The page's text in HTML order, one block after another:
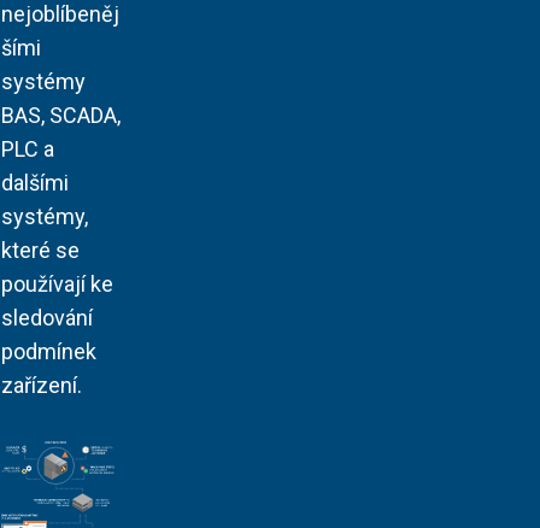
nejoblíbeněj
šími
systémy
BAS, SCADA,
PLC a
dalšími
systémy,
které se
používají ke
sledování
podmínek
zařízení.